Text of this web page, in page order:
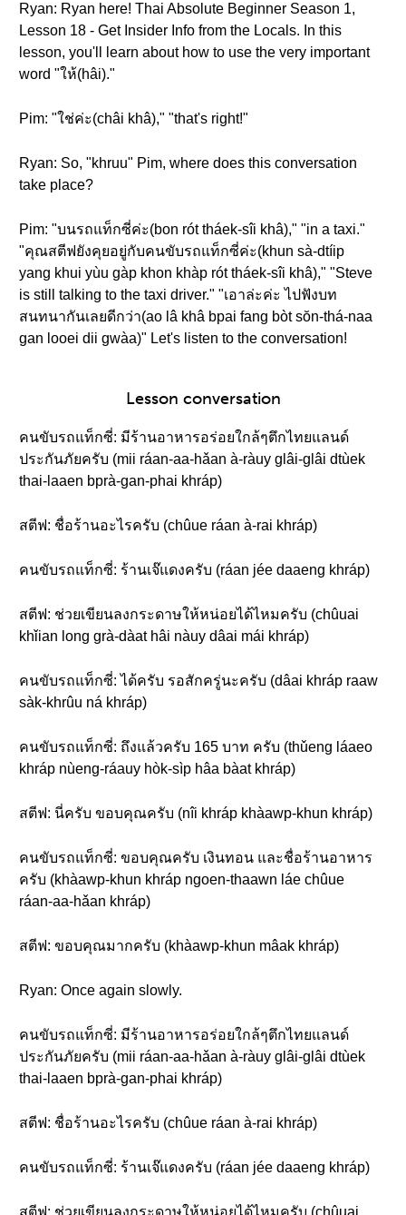
Ryan: Ryan here! Thai Absolute Beginner Season 1,
Lesson 18 - Get Insider Info from the Locals. In this
lesson, you'll learn about how to use the very important
word "ให้(hâi)."
Pim: "ใช่ค่ะ(châi khâ)," "that's right!"
Ryan: So, "khruu" Pim, where does this conversation
take place?
Pim: "บนรถแท็กซี่ค่ะ(bon rót tháek-sîi khâ)," "in a taxi."
"คุณสตีฟยังคุยอยู่กับคนขับรถแท็กซี่ค่ะ(khun sà-dtíip
yang khui yùu gàp khon khàp rót tháek-sîi khâ)," "Steve
is still talking to the taxi driver." "เอาล่ะค่ะ ไปฟังบท
สนทนากันเลยดีกว่า(ao lâ khâ bpai fang bòt sŏn-thá-naa
gan looei dii gwàa)" Let's listen to the conversation!
Lesson conversation
คนขับรถแท็กซี่: มีร้านอาหารอร่อยใกล้ๆตึกไทยแลนด์
ประกันภัยครับ (mii ráan-aa-hǎan à-ràuy glâi-glâi dtùek
thai-laaen bprà-gan-phai khráp)
สตีฟ: ชื่อร้านอะไรครับ (chûue ráan à-rai khráp)
คนขับรถแท็กซี่: ร้านเจ๊แดงครับ (ráan jée daaeng khráp)
สตีฟ: ช่วยเขียนลงกระดาษให้หน่อยได้ไหมครับ (chûuai
khǐian long grà-dàat hâi nàuy dâai mái khráp)
คนขับรถแท็กซี่: ได้ครับ รอสักครู่นะครับ (dâai khráp raaw
sàk-khrûu ná khráp)
คนขับรถแท็กซี่: ถึงแล้วครับ 165 บาท ครับ (thǔeng láaeo
khráp nùeng-ráauy hòk-sìp hâa bàat khráp)
สตีฟ: นี่ครับ ขอบคุณครับ (nîi khráp khàawp-khun khráp)
คนขับรถแท็กซี่: ขอบคุณครับ เงินทอน และชื่อร้านอาหาร
ครับ (khàawp-khun khráp ngoen-thaawn láe chûue
ráan-aa-hǎan khráp)
สตีฟ: ขอบคุณมากครับ (khàawp-khun mâak khráp)
Ryan: Once again slowly.
คนขับรถแท็กซี่: มีร้านอาหารอร่อยใกล้ๆตึกไทยแลนด์
ประกันภัยครับ (mii ráan-aa-hǎan à-ràuy glâi-glâi dtùek
thai-laaen bprà-gan-phai khráp)
สตีฟ: ชื่อร้านอะไรครับ (chûue ráan à-rai khráp)
คนขับรถแท็กซี่: ร้านเจ๊แดงครับ (ráan jée daaeng khráp)
สตีฟ: ช่วยเขียนลงกระดาษให้หน่อยได้ไหมครับ (chûuai